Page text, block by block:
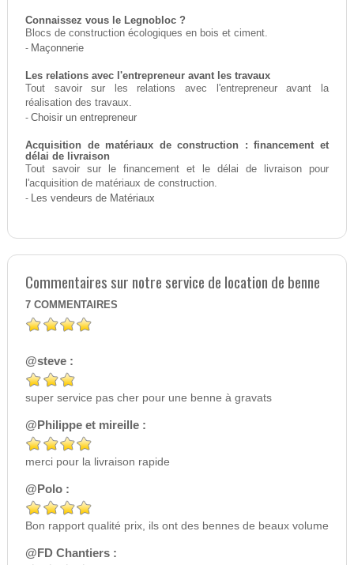
Connaissez vous le Legnobloc ?
Blocs de construction écologiques en bois et ciment.
- Maçonnerie
Les relations avec l'entrepreneur avant les travaux
Tout savoir sur les relations avec l'entrepreneur avant la
réalisation des travaux.
- Choisir un entrepreneur
Acquisition de matériaux de construction : financement et
délai de livraison
Tout savoir sur le financement et le délai de livraison pour
l'acquisition de matériaux de construction.
- Les vendeurs de Matériaux
Commentaires sur notre service de location de benne
7 COMMENTAIRES
@steve :
super service pas cher pour une benne à gravats
@Philippe et mireille :
merci pour la livraison rapide
@Polo :
Bon rapport qualité prix, ils ont des bennes de beaux volume
@FD Chantiers :